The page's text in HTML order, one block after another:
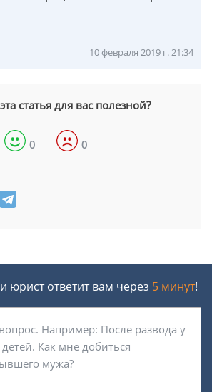
10 февраля 2019 г. 21:34
статья для вас полезной?
0 0
юрист ответит вам через 5 минут!